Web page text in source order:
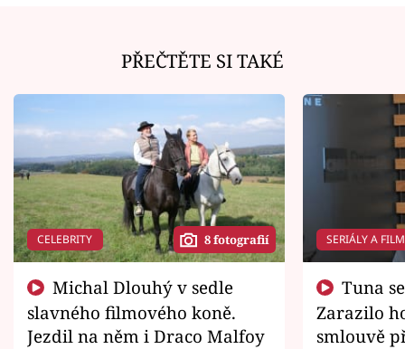
PŘEČTĚTE SI TAKÉ
CELEBRITY 8 fotografií
slavného filmového koně.
Jezdil na něm i Draco Malfoy
SERIÁLY A
Zarazilo
smlouvě